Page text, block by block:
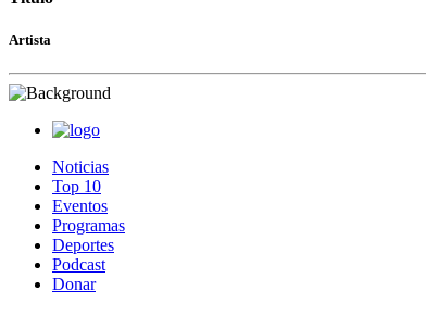
Artista
Noticias
Top 10
Eventos
Programas
Deportes
Podcast
Donar